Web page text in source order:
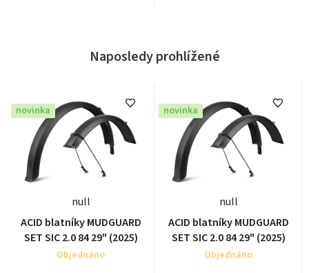
Naposledy prohlížené
novinka
null
ACID blatníky MUDGUARD
SET SIC 2.0 84 29" (2025)
Objednáno
novinka
null
ACID blatníky MUDGUARD
SET SIC 2.0 84 29" (2025)
Objednáno